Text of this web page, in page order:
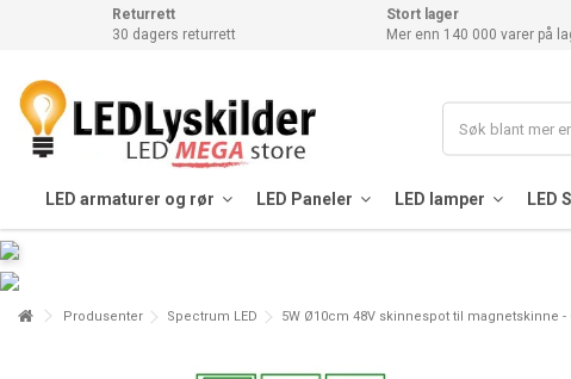
Returrett
30 dagers returrett
Stort lager
Mer enn 140 000 varer på
LED armaturer og rør LED Paneler LED lamper LED
Produsenter Spectrum LED 5W Ø10cm 48V skinnespot til magnetskinne -